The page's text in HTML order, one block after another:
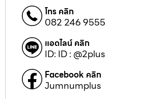
โทร คลิก
082 246 9555
แอดไลน์ คลิก
ID: ID : @2plus
Facebook คลิก
Jumnumplus